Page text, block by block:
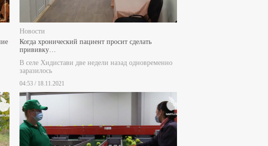
Новости
Когда хронический пациент просит сделать
прививку…
В селе Хидистави две недели назад одновременно
заразилось
04:53 / 18.11.2021